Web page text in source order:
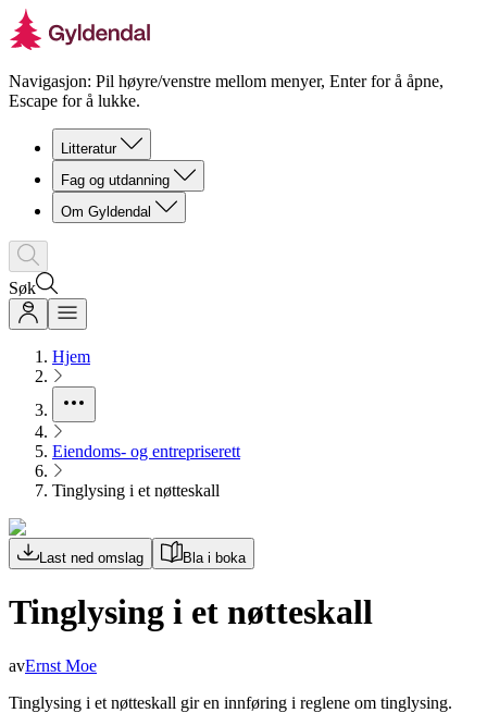
Navigasjon: Pil høyre/venstre mellom menyer, Enter for å åpne,
Escape for å lukke.
Litteratur
Fag og utdanning
Om Gyldendal
Søk
Hjem
Eiendoms- og entrepriserett
Tinglysing i et nøtteskall
Last ned omslag Bla i boka
Tinglysing i et nøtteskall
avErnst Moe
Tinglysing i et nøtteskall gir en innføring i reglene om tinglysing.